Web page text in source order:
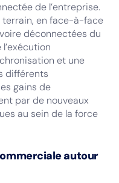
de l’entreprise.
terrain, en face-à-face
déconnectées du
et une
différents
gains de
par de nouveaux
au sein de la force
autour